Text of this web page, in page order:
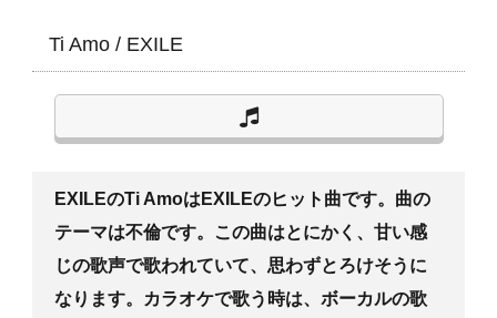
Ti Amo / EXILE
EXILEのTi AmoはEXILEのヒット曲です。曲の
テーマは不倫です。この曲はとにかく、甘い感
じの歌声で歌われていて、思わずとろけそうに
なります。カラオケで歌う時は、ボーカルの歌